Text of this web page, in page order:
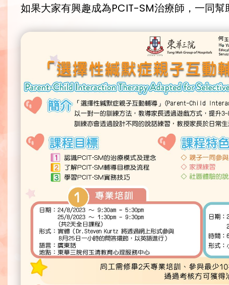
如果大家有興趣成為PCIT-SM治療師，一同幫